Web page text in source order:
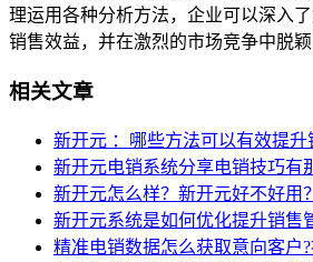
理运用各种分析方法，企业可以深入
销售效益，并在激烈的市场竞争中脱颖
相关文章
新开元 ：哪些方法可以有效提升
新开元电销系统分享电销技巧有
新开元怎么样？新开元好不好用？
新开元系统是如何优化提升销售
精准电销数据怎么获取意向客户